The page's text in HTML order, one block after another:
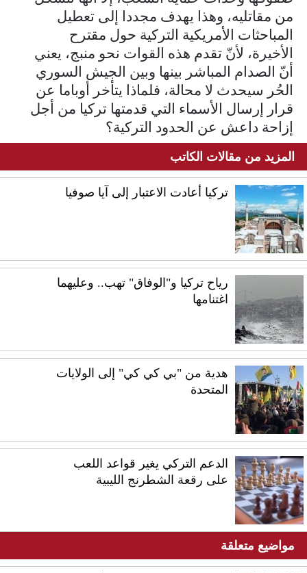
من مقاتليه، وهذا يهدف مجددا إلى تعطيل
المباحثات الأمريكية التركية حول مقترح
الأخيرة، لأنّ تقدم هذه القوات نحو منبج، يعني
أنّ الصدام المباشر بينها وبين الجيش السوري
الحُر سيحدث لا محالة، فلماذا يتأخر أوباما عن
قرار إرسال الأسماء التي قدمتها تركيا من أجل
إزاحة داعش عن الحدود التركية؟
المزيد من مقالات الكاتب
تركيا أعادت الاعتبار إلى آيا صوفيا
رياح تركيا و"الوفاق" تهب.. وعليهما
اغتنامها
هدية من "بي كي كي" إلى الولايات
المتحدة
الدعم التركي يغير قواعد اللعب
على رقعة الشطرنج الليبية
مواضيع متعلقة